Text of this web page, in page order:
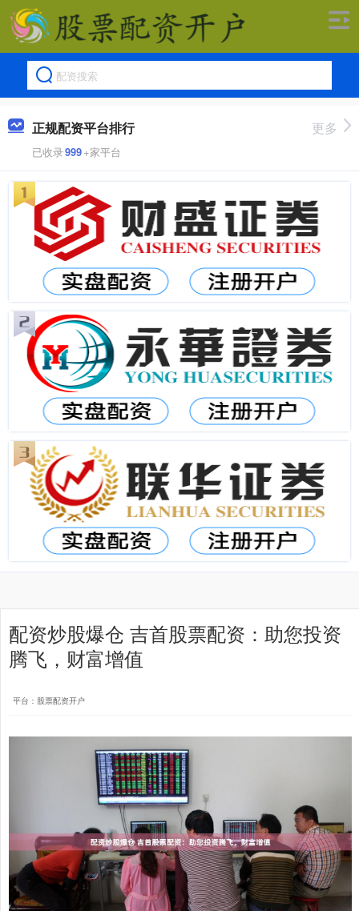
正规配资平台排行
已收录999+家平台
更多
配资炒股爆仓 吉首股票配资：助您投资
腾飞，财富增值
平台：股票配资开户